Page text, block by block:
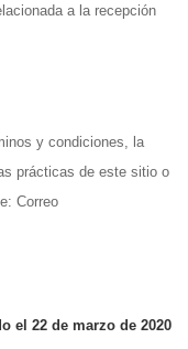
a la recepción
y condiciones, la
prácticas de este sitio o
Correo
el 22 de marzo de 2020